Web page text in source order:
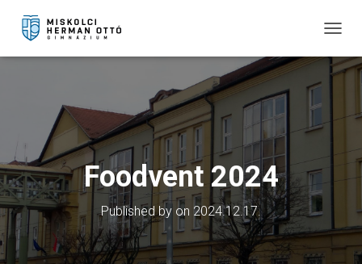
O
G
E
Foodvent 2024
Published by on 2024.12.17.